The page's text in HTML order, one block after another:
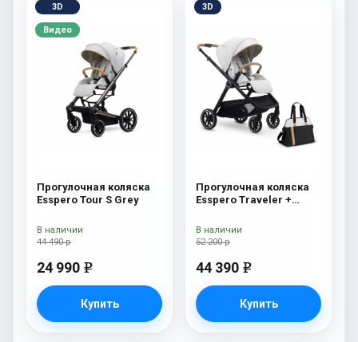
3D
Видео
Прогулочная коляска
Esspero Tour S Grey
44 490 р
24 990 e
Купить
В наличии
3D
Прогулочная коляска
Esspero Traveler +
52 200 р
44 390 e
Купить
В наличии